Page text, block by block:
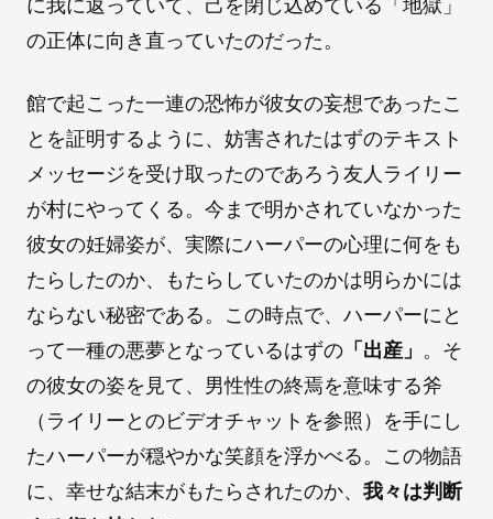
の正体に向き直っていたのだった。
館で起こった一連の恐怖が彼女の妄想であったこ
とを証明するように、妨害されたはずのテキスト
メッセージを受け取ったのであろう友人ライリー
が村にやってくる。今まで明かされていなかった
彼女の妊婦姿が、実際にハーパーの心理に何をも
たらしたのか、もたらしていたのかは明らかには
ならない秘密である。この時点で、ハーパーにと
って一種の悪夢となっているはずの 「出産」 。そ
の彼女の姿を見て、男性性の終焉を意味する斧
（ライリーとのビデオチャットを参照）を手にし
たハーパーが穏やかな笑顔を浮かべる。この物語
に、幸せな結末がもたらされたのか、 我々は判断